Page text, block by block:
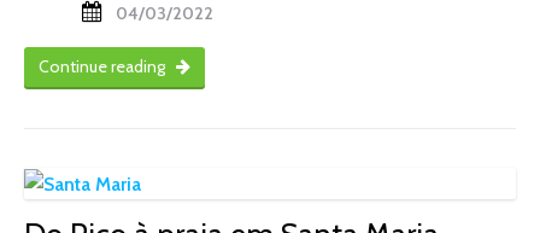
04/03/2022
Continue reading